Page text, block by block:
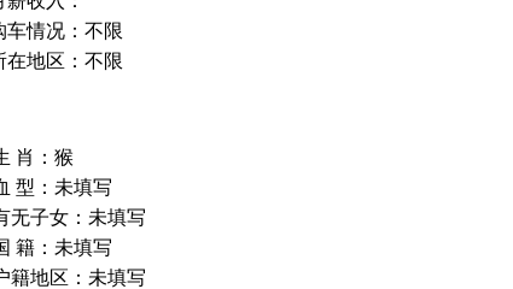
车情况： 不限
在地区： 不限
肖： 猴
型： 未填写
无子女： 未填写
籍： 未填写
籍地区： 未填写